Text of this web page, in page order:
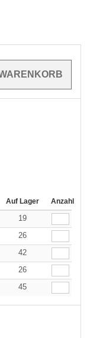
Auf Lager Anzahl
19
26
42
26
45